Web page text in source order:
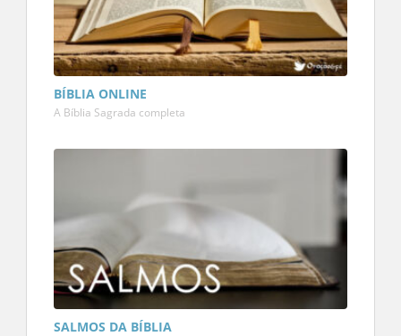
BÍBLIA ONLINE
A Bíblia Sagrada completa
SALMOS DA BÍBLIA